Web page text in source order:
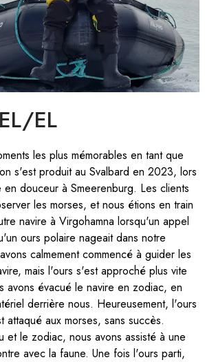
EL
les plus mémorables en tant que
s'est produit au Svalbard en 2023, lors
en douceur à Smeerenburg. Les clients
les morses, et nous étions en train
navire à Virgohamna lorsqu'un appel
ours polaire nageait dans notre
calmement commencé à guider les
mais l'ours s'est approché plus vite
avons évacué le navire en zodiac, en
derrière nous. Heureusement, l'ours
attaqué aux morses, sans succès.
et le zodiac, nous avons assisté à une
avec la faune. Une fois l'ours parti,